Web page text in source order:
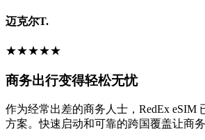
迈克尔T.
★★★★★
商务出行变得轻松无忧
作为经常出差的商务人士，RedEx eSIM
方案。快速启动和可靠的跨国覆盖让商